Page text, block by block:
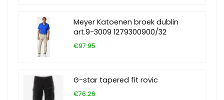
Meyer Katoenen broek dublin
art.9-3009 1279300900/32
€97.95
G-star tapered fit rovic
€76.26